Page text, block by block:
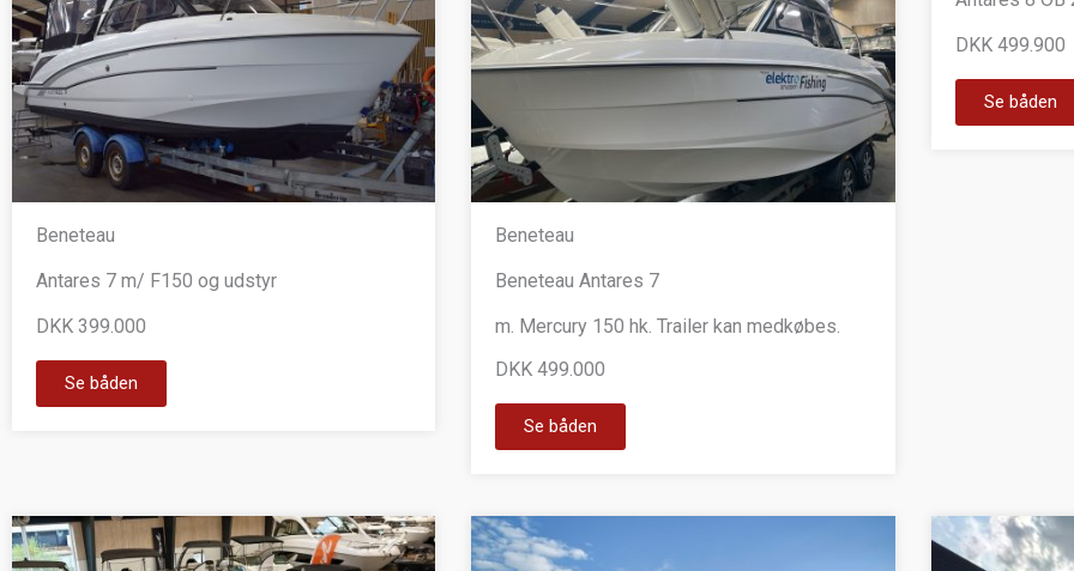
Beneteau
Antares 7 m/ F150 og udstyr
DKK 399.000
Se båden
Beneteau
Beneteau Antares 7
m. Mercury 150 hk. Trailer kan medkøbes.
DKK 499.000
Se båden
DKK 499.900
Se båden